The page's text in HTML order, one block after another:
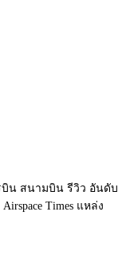
บิน สนามบิน รีวิว อันดับ
Times แหล่ง